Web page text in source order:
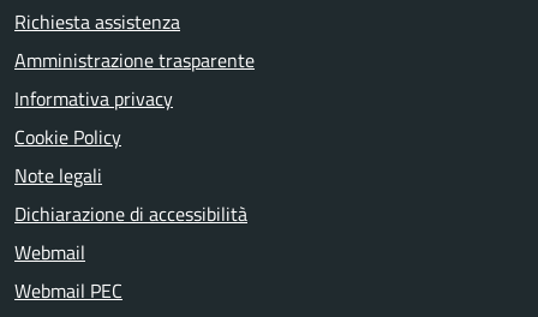
Richiesta assistenza
Amministrazione trasparente
Informativa privacy
Cookie Policy
Note legali
Dichiarazione di accessibilità
Webmail
Webmail PEC